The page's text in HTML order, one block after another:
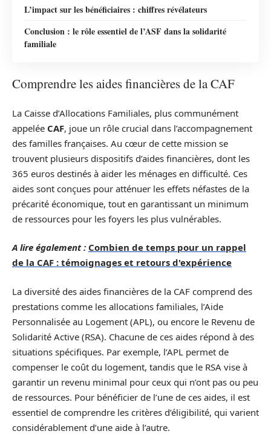
L’impact sur les bénéficiaires : chiffres révélateurs
Conclusion : le rôle essentiel de l’ASF dans la solidarité
familiale
Comprendre les aides financières de la CAF
La Caisse d’Allocations Familiales, plus communément
appelée CAF, joue un rôle crucial dans l’accompagnement
des familles françaises. Au cœur de cette mission se
trouvent plusieurs dispositifs d’aides financières, dont les
365 euros destinés à aider les ménages en difficulté. Ces
aides sont conçues pour atténuer les effets néfastes de la
précarité économique, tout en garantissant un minimum
de ressources pour les foyers les plus vulnérables.
A lire également : Combien de temps pour un rappel
de la CAF : témoignages et retours d'expérience
La diversité des aides financières de la CAF comprend des
prestations comme les allocations familiales, l’Aide
Personnalisée au Logement (APL), ou encore le Revenu de
Solidarité Active (RSA). Chacune de ces aides répond à des
situations spécifiques. Par exemple, l’APL permet de
compenser le coût du logement, tandis que le RSA vise à
garantir un revenu minimal pour ceux qui n’ont pas ou peu
de ressources. Pour bénéficier de l’une de ces aides, il est
essentiel de comprendre les critères d’éligibilité, qui varient
considérablement d’une aide à l’autre.